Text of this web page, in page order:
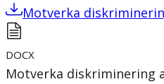
Motverka
DOCX
Motverka diskriminering